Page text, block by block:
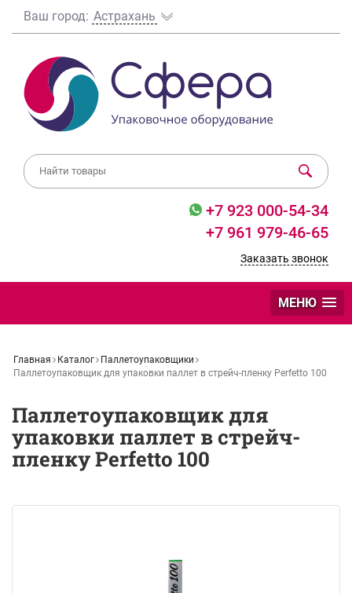
Ваш город: Астрахань
+7 923 000-54-34
+7 961 979-46-65
Заказать звонок
МЕНЮ
Главная Каталог
Паллетоупаковщики
Паллетоупаковщик для упаковки паллет в стрейч-пленку Perfetto 100
Паллетоупаковщик для
упаковки паллет в стрейч-
пленку Perfetto 100